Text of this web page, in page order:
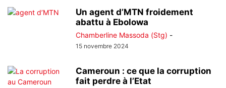
Un agent d’MTN froidement
abattu à Ebolowa
Chamberline Massoda (Stg) -
15 novembre 2024
Cameroun : ce que la corruption
fait perdre à l’Etat